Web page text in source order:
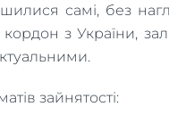
самі, без
з України,
зайнятості: